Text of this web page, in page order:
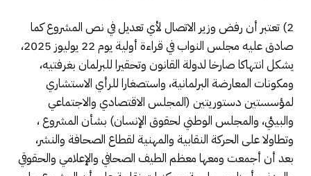
2) تعتبر أن رفض وزير الاتصال لأي تعديل في نص المشروع كما
صادق عليه مجلس النواب في قراءة أولية يوم 22 يوليوز 2025،
يشكل انتهاكا صارخا لدولة القانون وتحقيرا للبرلمان بغرفتيه،
ومكونات المعارضة البرلمانية، واستصغارا للرأي الاستشاري
لمؤسستين دستوريتين (المجلس الاقتصادي والاجتماعي
والبيئي، والمجلس الوطني لحقوق الإنسان) بشأن المشروع ،
وتطاولا على الحركة النقابية والمهنية لقطاع الصحافة والنشر،
بعد أن أجمعت ومعها معظم الطيف الصحافي والإعلامي والحقوقي